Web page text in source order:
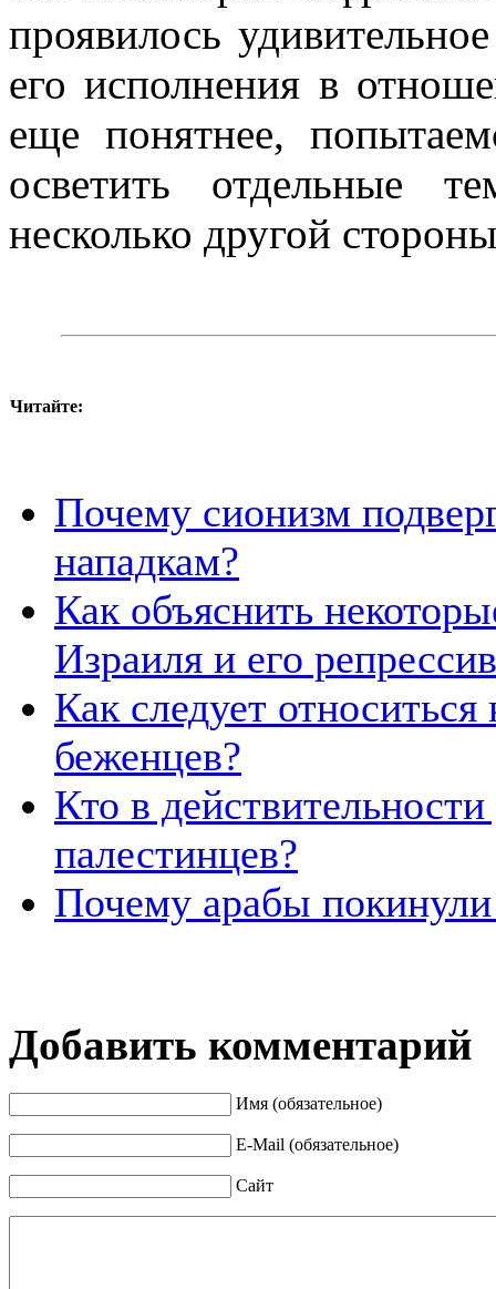
проявилось
его исполнения в
еще понятнее,
осветить отдельные
несколько другой
Читайте:
Почему сионизм
нападкам?
Как объяснить
Израиля и его
Как следует
беженцев?
Кто в
палестинцев?
Почему арабы
Добавить комментарий
Имя (обязательное)
E-Mail (обязательное)
Сайт